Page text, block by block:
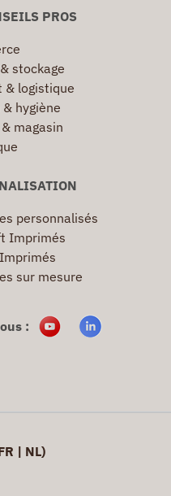
PROS
stockage
& logistique
hygiène
magasin
personnalisés
Imprimés
sur mesure
:
| NL)